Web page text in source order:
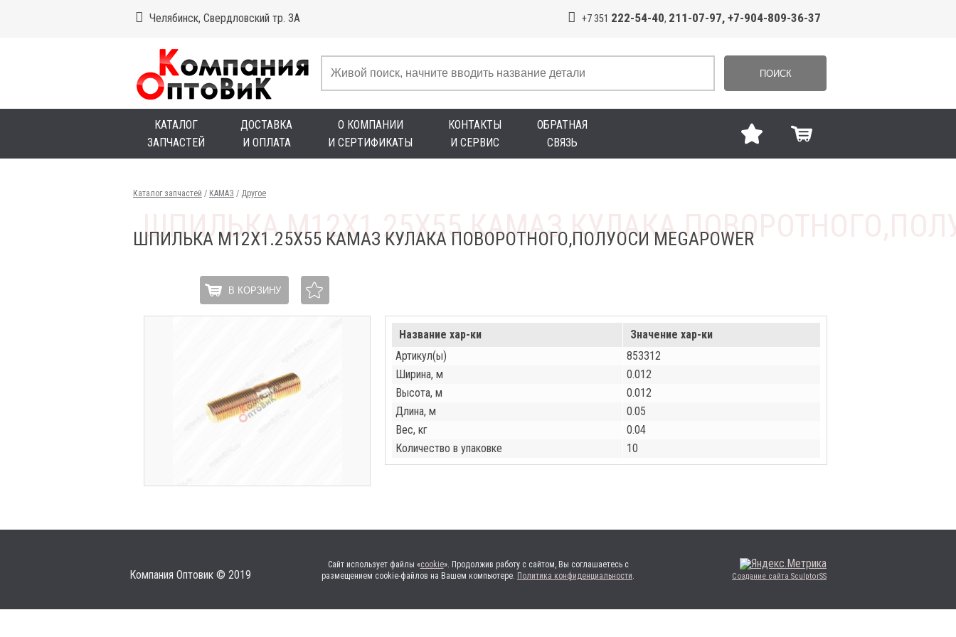
Челябинск, Свердловский тр. 3А +7 351 222-54-40, 211-07-97, +7-904-809-36-37
ПОИСК
КАТАЛОГ
ЗАПЧАСТЕЙ
ДОСТАВКА
И ОПЛАТА
О КОМПАНИИ
И СЕРТИФИКАТЫ
КОНТАКТЫ
И СЕРВИС
ОБРАТНАЯ
СВЯЗЬ
Каталог запчастей / КАМАЗ / Другое
ШПИЛЬКА М12Х1.25Х55 КАМАЗ КУЛАКА ПОВОРОТНОГО,ПОЛУОСИ MEGAPOWER
В КОРЗИНУ
Название хар-ки
Значение хар-ки
Артикул(ы)
853312
Ширина, м
0.012
Высота, м
0.012
Длина, м
0.05
Вес, кг
0.04
Количество в упаковке
10
Компания Оптовик © 2019
Сайт использует файлы «cookie». Продолжив работу с сайтом, Вы соглашаетесь с
размещением cookie-файлов на Вашем компьютере. Политика конфиденциальности. Создание сайта SculptorSS